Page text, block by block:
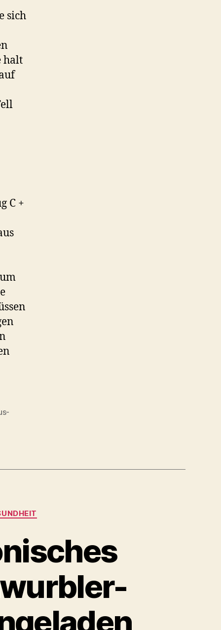
sich
halt
C +